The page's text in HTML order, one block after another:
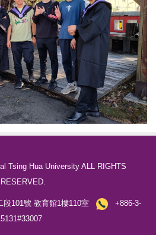
Tsing Hua University ALL RIGHTS
RESERVED.
段101號 教育館1樓110室
+886-3-